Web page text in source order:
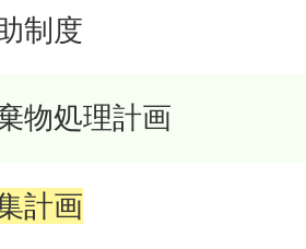
制度
物処理計画
計画